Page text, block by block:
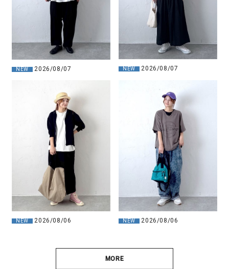
NEW 2026/08/07 NEW 2026/08/07
NEW 2026/08/06 NEW 2026/08/06
MORE